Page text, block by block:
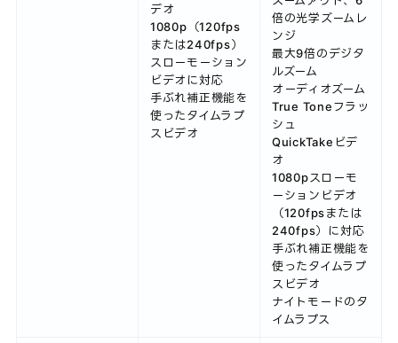
デオ
1080p（120fps
または240fps）
スローモーション
ビデオに対応
手ぶれ補正機能を
使ったタイムラプ
スビデオ
倍の光学ズームレ
ンジ
最大9倍のデジタ
ルズーム
オーディオズーム
True Toneフラッ
シュ
QuickTakeビデ
オ
1080pスローモ
ーションビデオ
（120fpsまたは
240fps）に対応
手ぶれ補正機能を
使ったタイムラプ
スビデオ
ナイトモードのタ
イムラプス